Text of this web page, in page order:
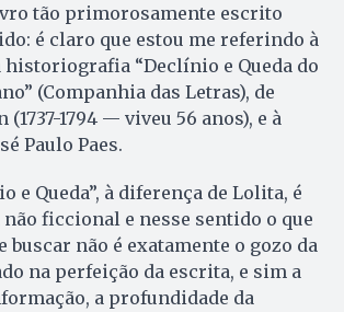
tão primorosamente escrito
é claro que estou me referindo à
“Declínio e Queda do
(Companhia das Letras), de
(1737-1794 — viveu 56 anos), e à
Paulo Paes.
e Queda”, à diferença de Lolita, é
ficcional e nesse sentido o que
buscar não é exatamente o gozo da
na perfeição da escrita, e sim a
a profundidade da